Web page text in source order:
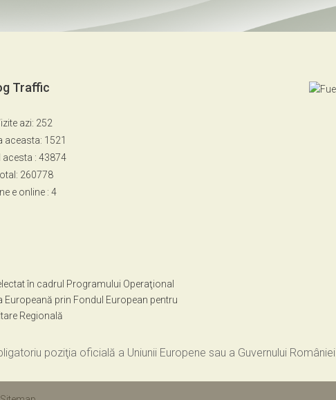
Traffic
azi: 252
aceasta: 1521
: 43874
260778
e online : 4
în cadrul Programului Operaţional
Europeană prin Fondul European pentru
Regională
poziţia oficială a Uniunii Europene sau a Guvernului României.